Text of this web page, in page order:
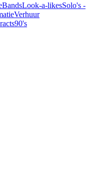
BandsLook-a-likesSolo's -
Verhuur
90's